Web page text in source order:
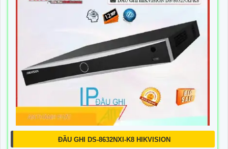
ĐẦU GHI DS-8632NXI-K8 HIKVISION